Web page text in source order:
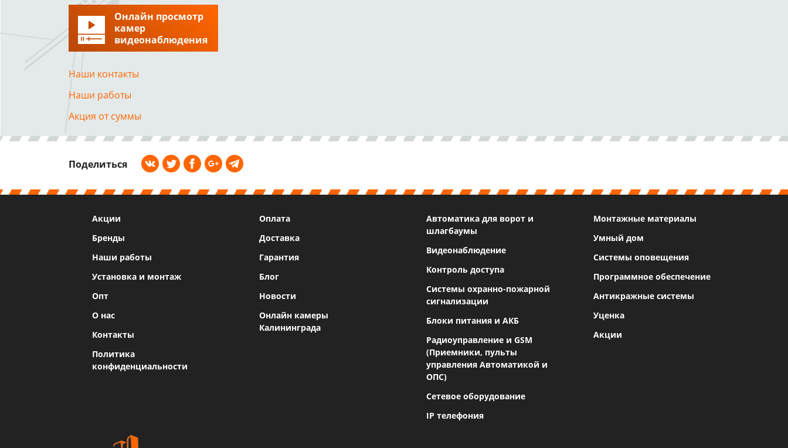
Онлайн просмотр
камер
видеонаблюдения
Наши контакты
Наши работы
Акция от суммы
Поделиться
Акции
Бренды
Наши работы
Установка и монтаж
Опт
О нас
Контакты
Политика
конфиденциальности
Оплата
Доставка
Гарантия
Блог
Новости
Онлайн камеры
Калининграда
Автоматика для ворот и
шлагбаумы
Видеонаблюдение
Контроль доступа
Системы охранно-пожарной
сигнализации
Блоки питания и АКБ
Радиоуправление и GSM
(Приемники, пульты
управления Автоматикой и
ОПС)
Сетевое оборудование
IP телефония
Монтажные материалы
Умный дом
Системы оповещения
Программное обеспечение
Антикражные системы
Уценка
Акции